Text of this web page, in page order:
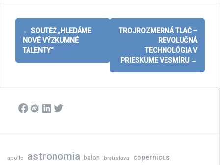
Post
navigation
← SOUTĚŽ „HLEDÁME
NOVÉ VÝZKUMNÉ
TALENTY“
TROJROZMERNÁ TLAČ –
REVOLUČNÁ
TECHNOLÓGIA V
PRIESKUME VESMÍRU →
Facebook
Meetup
LinkedIn
Twitter
apollo astronomia balon bratislava copernicus